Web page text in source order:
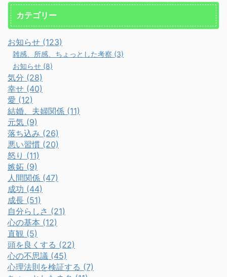
カテゴリー
お知らせ (123)
雑感、所感、ちょっとした考察 (3)
お知らせ (8)
気分 (28)
幸せ (40)
愛 (12)
結婚、夫婦関係 (11)
元気 (9)
落ち込み (26)
悪い習慣 (20)
怒り (11)
嫉妬 (9)
人間関係 (47)
成功 (44)
成長 (51)
自分らしさ (21)
心の基本 (12)
直観 (5)
頭を良くする (22)
心の不思議 (45)
心理法則を検証する (7)